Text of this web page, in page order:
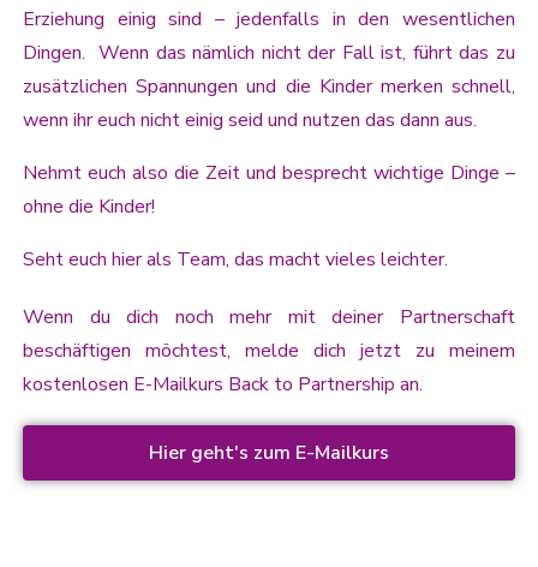
Erziehung einig sind – jedenfalls in den wesentlichen
Dingen. Wenn das nämlich nicht der Fall ist, führt das zu
zusätzlichen Spannungen und die Kinder merken schnell,
wenn ihr euch nicht einig seid und nutzen das dann aus.
Nehmt euch also die Zeit und besprecht wichtige Dinge –
ohne die Kinder!
Seht euch hier als Team, das macht vieles leichter.
Wenn du dich noch mehr mit deiner Partnerschaft
beschäftigen möchtest, melde dich jetzt zu meinem
kostenlosen E-Mailkurs Back to Partnership an.
Hier geht's zum E-Mailkurs